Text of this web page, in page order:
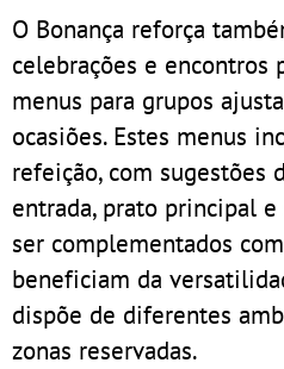
O Bonança reforça
celebrações e encontros
menus para grupos
ocasiões. Estes menus
refeição, com sugestões
entrada, prato principal
ser complementados
beneficiam da
dispõe de diferentes
zonas reservadas.